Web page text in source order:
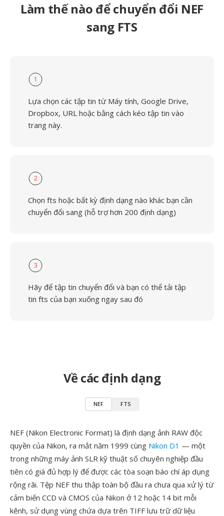
Làm thế nào để chuyển đổi NEF
sang FTS
1
Lựa chọn các tập tin từ Máy tính, Google Drive,
Dropbox, URL hoặc bằng cách kéo tập tin vào
trang này.
2
Chọn fts hoặc bất kỳ định dạng nào khác bạn cần
chuyển đổi sang (hỗ trợ hơn 200 định dạng)
3
Hãy để tập tin chuyển đổi và bạn có thể tải tập
tin fts của bạn xuống ngay sau đó
Về các định dạng
NEF FTS
NEF (Nikon Electronic Format) là định dạng ảnh RAW độc
quyền của Nikon, ra mắt năm 1999 cùng Nikon D1 — một
trong những máy ảnh SLR kỹ thuật số chuyên nghiệp đầu
tiên có giá đủ hợp lý để được các tòa soạn báo chí áp dụng
rộng rãi. Tệp NEF thu thập toàn bộ đầu ra chưa qua xử lý từ
cảm biến CCD và CMOS của Nikon ở 12 hoặc 14 bit mỗi
kênh, sử dụng vùng chứa dựa trên TIFF lưu trữ dữ liệu